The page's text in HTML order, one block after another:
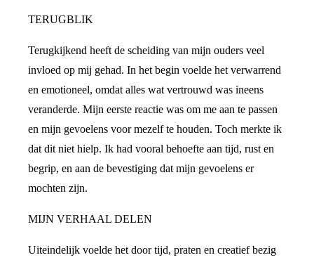
TERUGBLIK
Terugkijkend heeft de scheiding van mijn ouders veel
invloed op mij gehad. In het begin voelde het verwarrend
en emotioneel, omdat alles wat vertrouwd was ineens
veranderde. Mijn eerste reactie was om me aan te passen
en mijn gevoelens voor mezelf te houden. Toch merkte ik
dat dit niet hielp. Ik had vooral behoefte aan tijd, rust en
begrip, en aan de bevestiging dat mijn gevoelens er
mochten zijn.
MIJN VERHAAL DELEN
Uiteindelijk voelde het door tijd, praten en creatief bezig